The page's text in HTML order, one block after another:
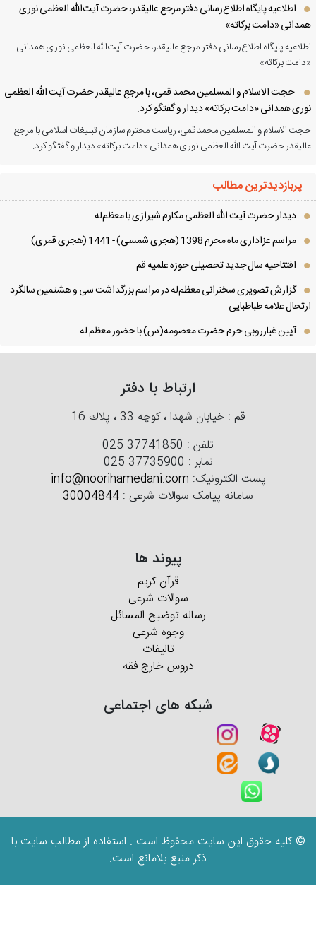
اطلاعیه پایگاه اطلاع‌رسانی دفتر مرجع عالیقدر، حضرت آیت‌الله العظمی نوری
«دامت برکاته»
پایگاه اطلاع‌رسانی دفتر مرجع عالیقدر، حضرت آیت‌الله العظمی نوری همدانی
برکاته»
حجت الاسلام و المسلمین محمد قمی، با مرجع عالیقدر حضرت آیت الله العظمی
همدانی «دامت برکاته» دیدار و گفتگو کرد.
الاسلام و المسلمین محمد قمی، ریاست محترم سازمان تبلیغات اسلامی با مرجع
حضرت آیت الله العظمی نوری همدانی «دامت برکاته» دیدار و گفتگو کرد.
پربازدیدترین مطالب
دیدار حضرت آیت الله العظمی مكارم شیرازی با معظم‌له
مراسم عزاداری ماه محرم 1398 (هجری شمسی) - 1441 (هجری قمری)
افتتاحیه سال جدید تحصیلی حوزه علمیه قم
گزارش تصویری سخنرانی معظم‌له در مراسم بزرگداشت سی و هشتمین سالگرد
علامه طباطبایی
آیین غبارروبی حرم حضرت معصومه(س) با حضور معظم له
ارتباط با دفتر
قم : خیابان شهدا ، كوچه 33 ، پلاك 16
تلفن :025 37741850
نمابر :025 37735900
پست الکترونیک:info@noorihamedani.com
سامانه پیامک سوالات شرعی : 30004844
پیوند ها
قرآن کریم
سوالات شرعی
رساله توضیح المسائل
وجوه شرعی
تالیفات
دروس خارج فقه
شبکه های اجتماعی
© کلیه حقوق این سایت محفوظ است . استفاده از مطالب سایت با
ذکر منبع بلامانع است.